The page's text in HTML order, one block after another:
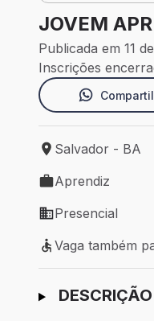
JOVEM
Publicada em 11
Inscrições
Local de trabalho:
Salvador - BA
Tipo de vaga:
Aprendiz
Modelo de
Presencial
Vaga também para
Vaga também
Ir para candidatura